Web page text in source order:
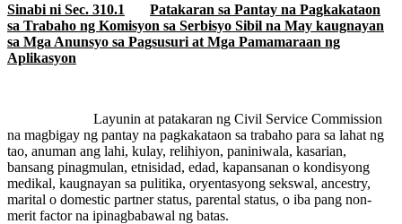
Sinabi ni Sec. 310.1
Patakaran sa Pantay na Pagkakataon
sa Trabaho ng Komisyon sa Serbisyo Sibil na May kaugnayan
sa Mga Anunsyo sa Pagsusuri at Mga Pamamaraan ng
Aplikasyon
Layunin at patakaran ng Civil Service Commission
na magbigay ng pantay na pagkakataon sa trabaho para sa lahat ng
tao, anuman ang lahi, kulay, relihiyon, paniniwala, kasarian,
bansang pinagmulan, etnisidad, edad, kapansanan o kondisyong
medikal, kaugnayan sa pulitika, oryentasyong sekswal, ancestry,
marital o domestic partner status, parental status, o iba pang non-
merit factor na ipinagbabawal ng batas.